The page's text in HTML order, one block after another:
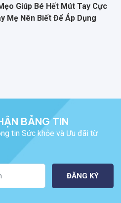
Giúp Bé Hết Mút Tay Cực
Mẹ Nên Biết Để Áp Dụng
BẢNG TIN
tin Sức khỏe và Ưu đãi từ
ĐĂNG KÝ